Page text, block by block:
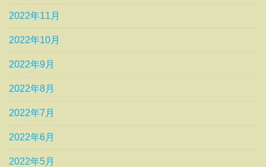
2022年11月
2022年10月
2022年9月
2022年8月
2022年7月
2022年6月
2022年5月